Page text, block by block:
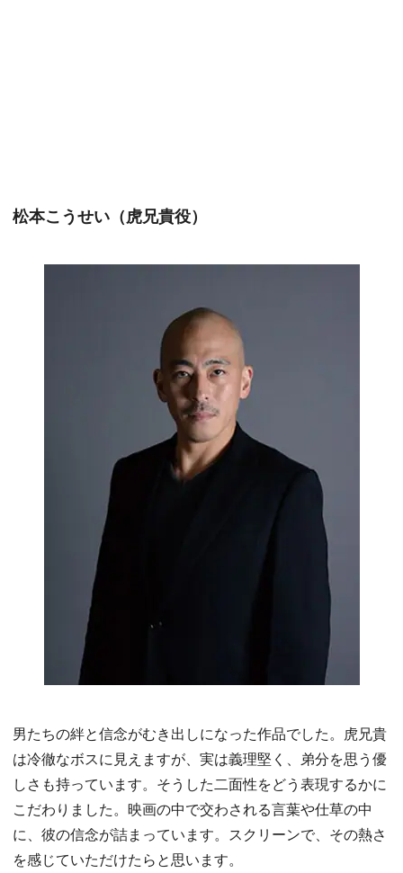
松本こうせい（虎兄貴役）
男たちの絆と信念がむき出しになった作品でした。虎兄貴
は冷徹なボスに見えますが、実は義理堅く、弟分を思う優
しさも持っています。そうした二面性をどう表現するかに
こだわりました。映画の中で交わされる言葉や仕草の中
に、彼の信念が詰まっています。スクリーンで、その熱さ
を感じていただけたらと思います。